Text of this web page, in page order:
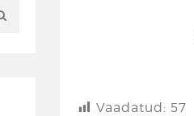
Vaadatud: 57